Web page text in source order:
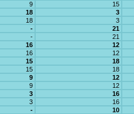
9 15
18 3
18 3
- 21
- 21
16 12
16 12
15 18
15 18
9 12
9 12
3 16
3 16
- 10